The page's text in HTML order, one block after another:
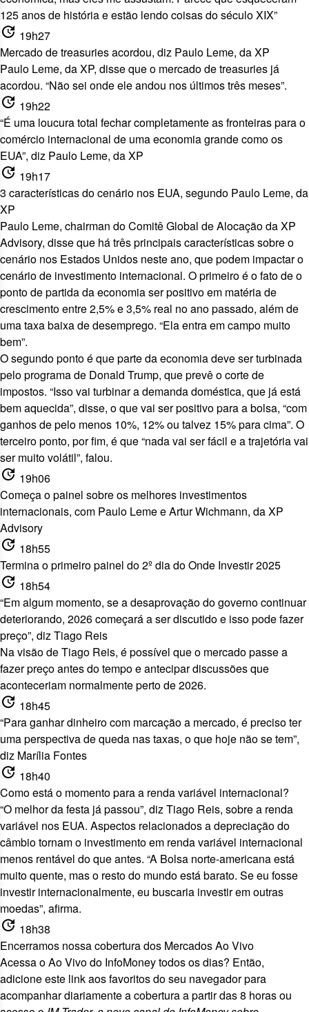
125 anos de história e estão lendo coisas do século XIX”
update 19h27
Mercado de treasuries acordou, diz Paulo Leme, da XP
Paulo Leme, da XP, disse que o mercado de treasuries já
acordou. “Não sei onde ele andou nos últimos três meses”.
update 19h22
“É uma loucura total fechar completamente as fronteiras para o
comércio internacional de uma economia grande como os
EUA”, diz Paulo Leme, da XP
update 19h17
3 características do cenário nos EUA, segundo Paulo Leme, da
XP
Paulo Leme, chairman do Comitê Global de Alocação da XP
Advisory, disse que há três principais características sobre o
cenário nos Estados Unidos neste ano, que podem impactar o
cenário de investimento internacional. O primeiro é o fato de o
ponto de partida da economia ser positivo em matéria de
crescimento entre 2,5% e 3,5% real no ano passado, além de
uma taxa baixa de desemprego. “Ela entra em campo muito
bem”.
O segundo ponto é que parte da economia deve ser turbinada
pelo programa de Donald Trump, que prevê o corte de
impostos. “Isso vai turbinar a demanda doméstica, que já está
bem aquecida”, disse, o que vai ser positivo para a bolsa, “com
ganhos de pelo menos 10%, 12% ou talvez 15% para cima”. O
terceiro ponto, por fim, é que “nada vai ser fácil e a trajetória vai
ser muito volátil”, falou.
update 19h06
Começa o painel sobre os melhores investimentos
internacionais, com Paulo Leme e Artur Wichmann, da XP
Advisory
update 18h55
Termina o primeiro painel do 2º dia do Onde Investir 2025
update 18h54
“Em algum momento, se a desaprovação do governo continuar
deteriorando, 2026 começará a ser discutido e isso pode fazer
preço”, diz Tiago Reis
Na visão de Tiago Reis, é possível que o mercado passe a
fazer preço antes do tempo e antecipar discussões que
aconteceriam normalmente perto de 2026.
update 18h45
“Para ganhar dinheiro com marcação a mercado, é preciso ter
uma perspectiva de queda nas taxas, o que hoje não se tem”,
diz Marília Fontes
update 18h40
Como está o momento para a renda variável internacional?
“O melhor da festa já passou”, diz Tiago Reis, sobre a renda
variável nos EUA. Aspectos relacionados a depreciação do
câmbio tornam o investimento em renda variável internacional
menos rentável do que antes. “A Bolsa norte-americana está
muito quente, mas o resto do mundo está barato. Se eu fosse
investir internacionalmente, eu buscaria investir em outras
moedas”, afirma.
update 18h38
Encerramos nossa cobertura dos Mercados Ao Vivo
Acessa o Ao Vivo do InfoMoney todos os dias? Então,
adicioneeste link aos favoritosdo seu navegador para
acompanhar diariamente a cobertura a partir das 8 horas ou